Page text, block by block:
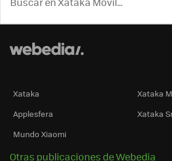
Xataka
Xataka
Applesfera
Xataka
Mundo Xiaomi
Otras publicaciones de Webedia